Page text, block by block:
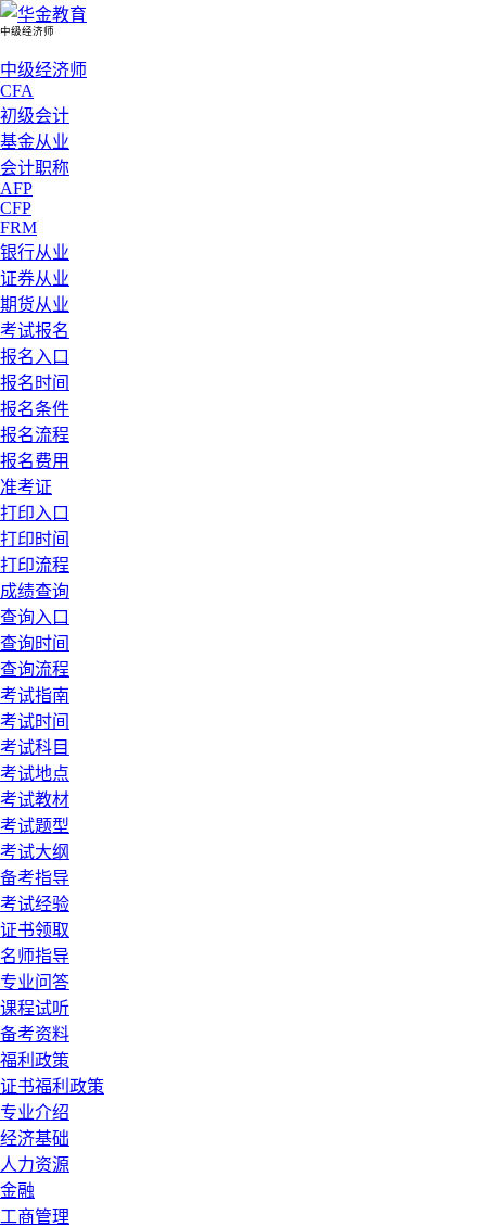
中级经济师
中级经济师
CFA
初级会计
基金从业
会计职称
AFP
CFP
FRM
银行从业
证券从业
期货从业
考试报名
报名入口
报名时间
报名条件
报名流程
报名费用
准考证
打印入口
打印时间
打印流程
成绩查询
查询入口
查询时间
查询流程
考试指南
考试时间
考试科目
考试地点
考试教材
考试题型
考试大纲
备考指导
考试经验
证书领取
名师指导
专业问答
课程试听
备考资料
福利政策
证书福利政策
专业介绍
经济基础
人力资源
金融
工商管理